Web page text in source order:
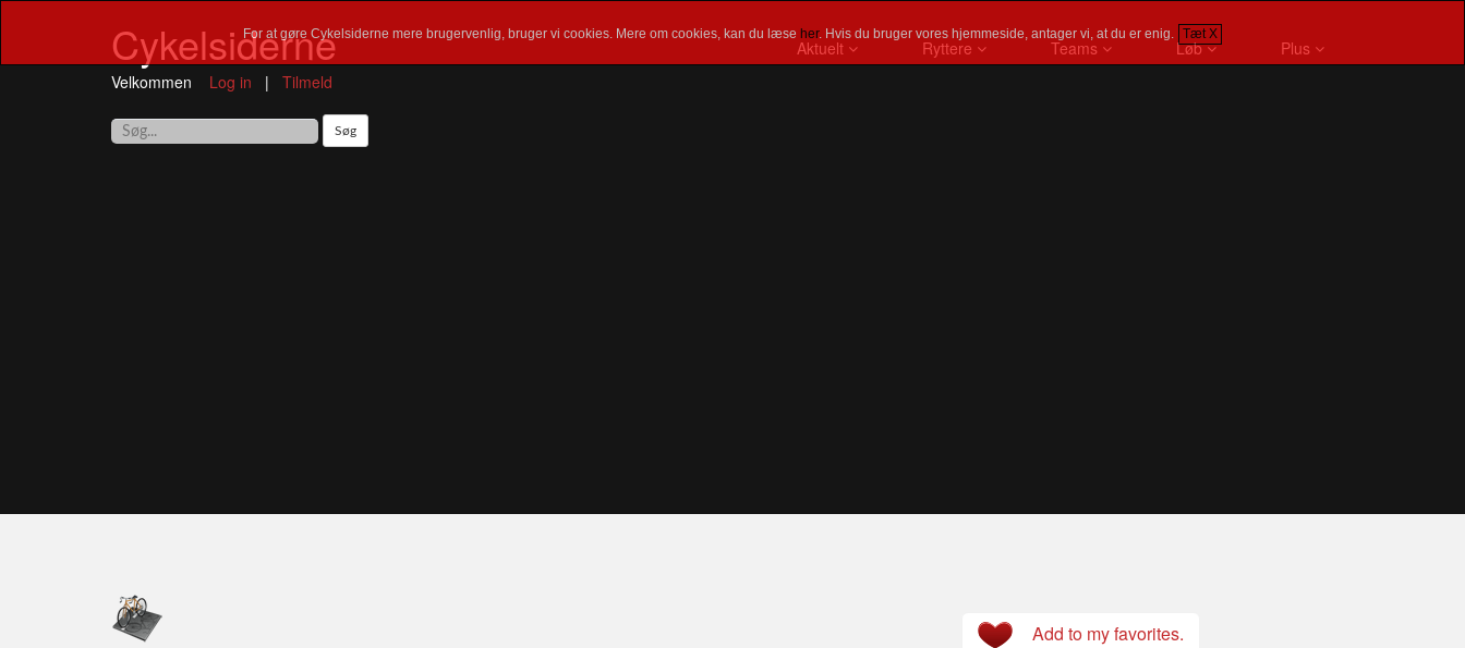
For at gøre Cykelsiderne mere brugervenlig, bruger vi cookies. Mere om cookies, kan du læse her. Hvis du bruger vores hjemmeside, antager vi, at du er enig. Tæt X
Cykelsiderne
Velkommen Log in | Tilmeld
Aktuelt Ryttere Teams Løb Plus
Add to my favorites.